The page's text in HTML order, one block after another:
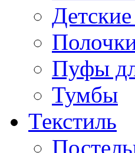
Детские
Пуфы
Тумбы
Текстиль